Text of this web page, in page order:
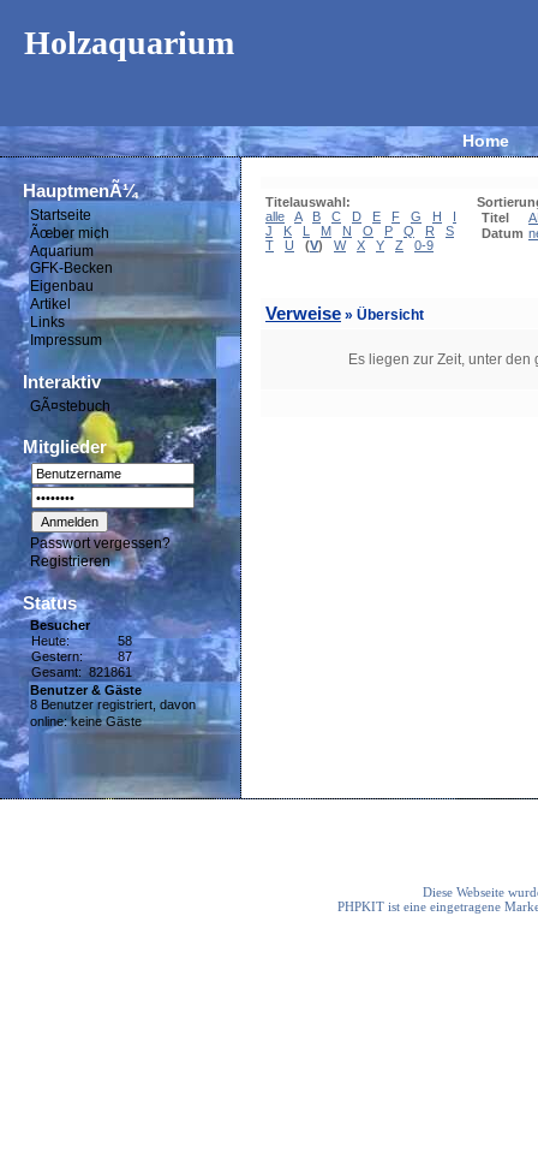
Holzaquarium
Home
HauptmenÃ¼
Startseite
Ãœber mich
Aquarium
GFK-Becken
Eigenbau
Artikel
Links
Impressum
Interaktiv
GÃ¤stebuch
Mitglieder
Passwort vergessen?
Registrieren
Status
Besucher
Heute:
58
Gestern:
87
Gesamt: 821861
Benutzer & Gäste
8 Benutzer registriert, davon
online: keine Gäste
Titelauswahl:
alle
A B C D E F G H
I
J
K L M N O P Q R
S
T
U (V) W X Y Z 0-9
Titel
Datum
Verweise » Übersicht
Es liegen zur Zeit, unter
Diese Webseite
PHPKIT ist eine eingetragene